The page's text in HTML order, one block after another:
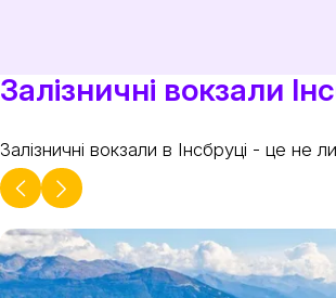
Залізничні вокзали
Залізничні вокзали в Інсбруці - це не